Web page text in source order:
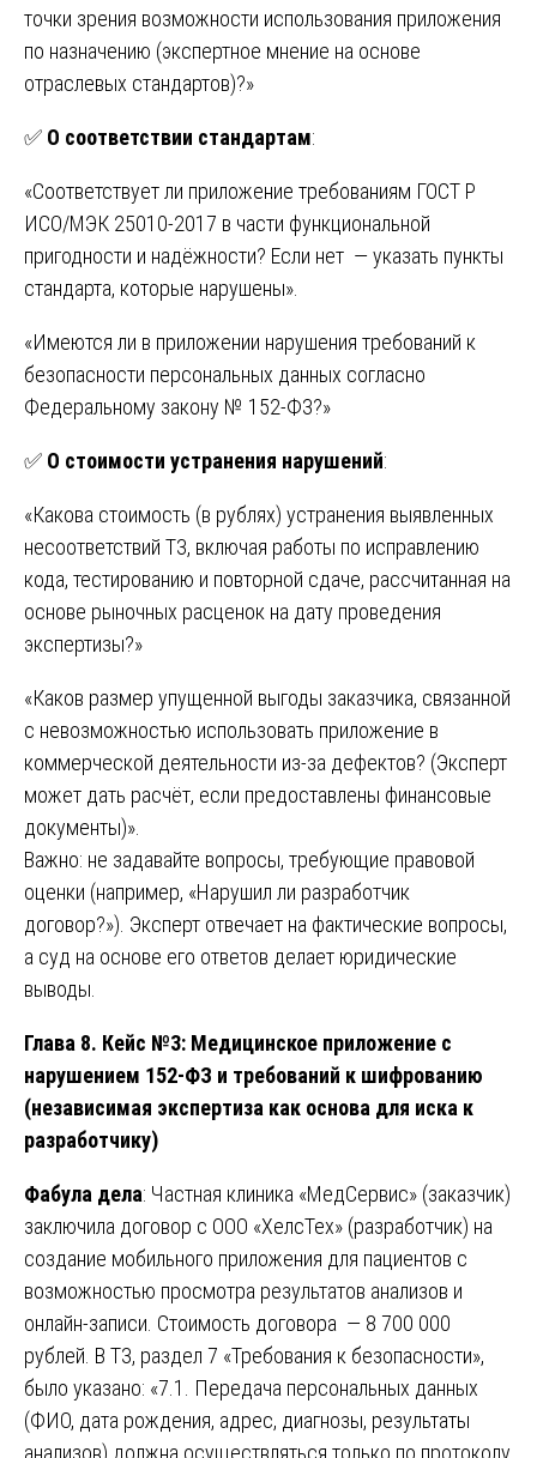
точки зрения возможности использования приложения
по назначению (экспертное мнение на основе
отраслевых стандартов)?»
✅ О соответствии стандартам:
«Соответствует ли приложение требованиям ГОСТ Р
ИСО/МЭК 25010-2017 в части функциональной
пригодности и надёжности? Если нет — указать пункты
стандарта, которые нарушены».
«Имеются ли в приложении нарушения требований к
безопасности персональных данных согласно
Федеральному закону № 152-ФЗ?»
✅ О стоимости устранения нарушений:
«Какова стоимость (в рублях) устранения выявленных
несоответствий ТЗ, включая работы по исправлению
кода, тестированию и повторной сдаче, рассчитанная на
основе рыночных расценок на дату проведения
экспертизы?»
«Каков размер упущенной выгоды заказчика, связанной
с невозможностью использовать приложение в
коммерческой деятельности из-за дефектов? (Эксперт
может дать расчёт, если предоставлены финансовые
документы)».
Важно: не задавайте вопросы, требующие правовой
оценки (например, «Нарушил ли разработчик
договор?»). Эксперт отвечает на фактические вопросы,
а суд на основе его ответов делает юридические
выводы.
Глава 8. Кейс №3: Медицинское приложение с
нарушением 152-ФЗ и требований к шифрованию
(независимая экспертиза как основа для иска к
разработчику)
Фабула дела: Частная клиника «МедСервис» (заказчик)
заключила договор с ООО «ХелсТех» (разработчик) на
создание мобильного приложения для пациентов с
возможностью просмотра результатов анализов и
онлайн-записи. Стоимость договора — 8 700 000
рублей. В ТЗ, раздел 7 «Требования к безопасности»,
было указано: «7.1. Передача персональных данных
(ФИО, дата рождения, адрес, диагнозы, результаты
анализов) должна осуществляться только по протоколу